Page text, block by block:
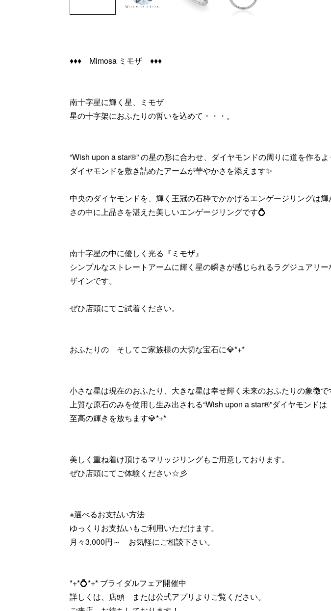
♦♦♦ Mimosa ミモザ ♦♦♦
南十字星に輝く星、ミモザ
星の十字架におふたりの誓いを込めて・・・。
“Wish upon a star®” の星の形に合わせ、ダイヤモンドの周りに道を作るよ
ダイヤモンドを敷き詰めたアームが華やかさを添えます✨
中央のダイヤモンドを、輝く王冠の石枠でかかげるエンゲージリングは輝
さの中に上品さを湛えた美しいエンゲージリングです💍
南十字星の中に優しく光る『ミモザ』
シンプルなストレートアームに輝く星の瞬きが感じられるラグジュアリー
ザインです。
ぜひ店頭にてご試着ください。
おふたりの そしてご家族様の大切な宝石に💎*+*
小さな星は現在のおふたり、大きな星は幸せ輝く未来のおふたりの象徴で
上質な原石のみを使用し生み出される“Wish upon a star®”ダイヤモンドは
至高の輝きを放ちます💎*+*
美しく重ね着け頂けるマリッジリングもご用意しております。
ぜひ店頭にてご体験ください☆彡
※選べるお支払い方法
ゆっくりお支払いもご利用いただけます。
月々3,000円～ お気軽にご相談下さい。
*+*💍*+* ブライダルフェア開催中
詳しくは、店頭 または公式アプリよりご覧ください。